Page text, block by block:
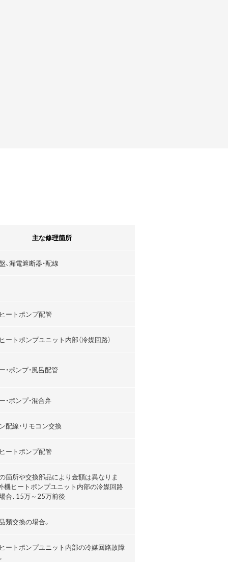
主な修理箇所
、漏電遮断器・配線
ートポンプ配管
ートポンプユニット内部（冷媒回路）
・ポンプ・風呂配管
・ポンプ・混合弁
配線・リモコン交換
ートポンプ配管
箇所や交換部品により金額は異なりま
機ヒートポンプユニット内部の冷媒回路
合､15万～25万前後
類交換の場合。
ートポンプユニット内部の冷媒回路故障